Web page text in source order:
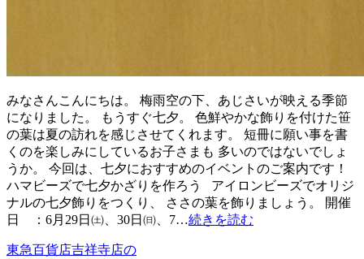
みなさんこんにちは。 梅雨空の下、あじさいが映える季節
になりました。 もうすぐ七夕。 色鮮やかな飾りを付けた笹
の葉は夏の訪れを感じさせてくれます。 短冊に願い事を書
くのを楽しみにしているお子さまも 多いのではないでしょ
うか。 今回は、七夕におすすめのイベントのご案内です！
ハマビーズで七夕かざりを作ろう アイロンビーズでオリジ
ナルの七夕飾りをつくり、 ささの葉を飾りましょう。 開催
日 ：6月29日㈯、30日㈰、7…続きを読む
東急百貨店吉祥寺店の